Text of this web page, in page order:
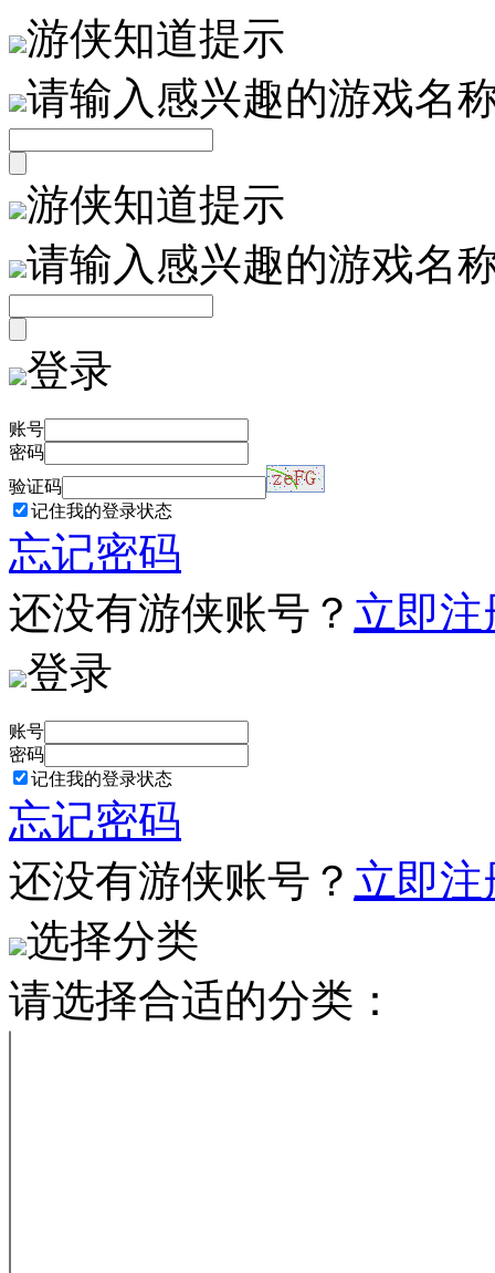
游侠知道提示
请输入感兴趣的游戏名
游侠知道提示
请输入感兴趣的游戏名
登录
账号
密码
验证码
记住我的登录状态
忘记密码
还没有游侠账号？ 立即注
登录
账号
密码
记住我的登录状态
忘记密码
还没有游侠账号？ 立即注
选择分类
请选择合适的分类：